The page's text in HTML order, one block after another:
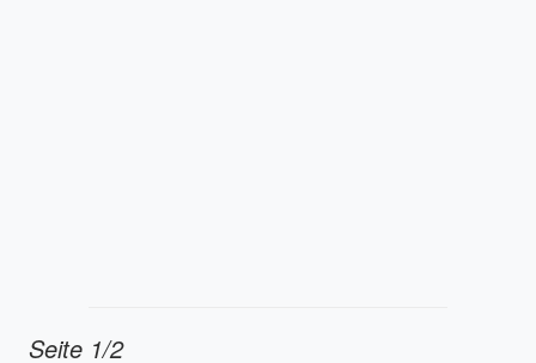
Seite 1/2